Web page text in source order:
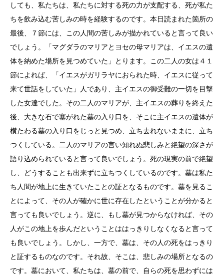
しても、私たちは、私たちに対する死の力が支配する、死が私た
ちを飲み込む苦しみの時を経験するのです。本日読まれた箇所の
最後、７節には、この人間の苦しみが描かれていると言って良い
でしょう。「マグダラのマリアとヨセの母マリアは、イエスの遺
体を納めた場所を見つめていた」とります。この二人の女は４１
節によれば、「イエスがガリラヤにおられた時、イエスに従って
来て世話をしていた」人であり、主イエスの御受難の一切を目撃
した女達でした。その二人のマリアが、主イエスの葬りを終えた
後、大きな石で塞がれた墓の入り口を、そこに主イエスの遺体が
横たわる墓の入り口をじっと見つめ、立ち去れないままに、立ち
つくしている。二人のマリアの言い知れぬ悲しみと絶望の深さが
語り込められていると言って良いでしょう。死の現実の前で絶望
し、どうすることも出来ずに立ちつくしているのです。墓は私た
ち人間が地上に生きていたことの証となるものです。墓を見るこ
とによって、その人が確かに世に存在したということが分かると
言っても良いでしょう。逆に、もし墓が見つからなければ、その
人がこの地上を歩んだということははっきりしなくなると言って
も良いでしょう。しかし、一方で、墓は、その人の死をはっきり
と証するものなのです。それ故、そこは、悲しみの場所となるの
です。墓において、私たちは、墓の前で、自らの死を思わずには